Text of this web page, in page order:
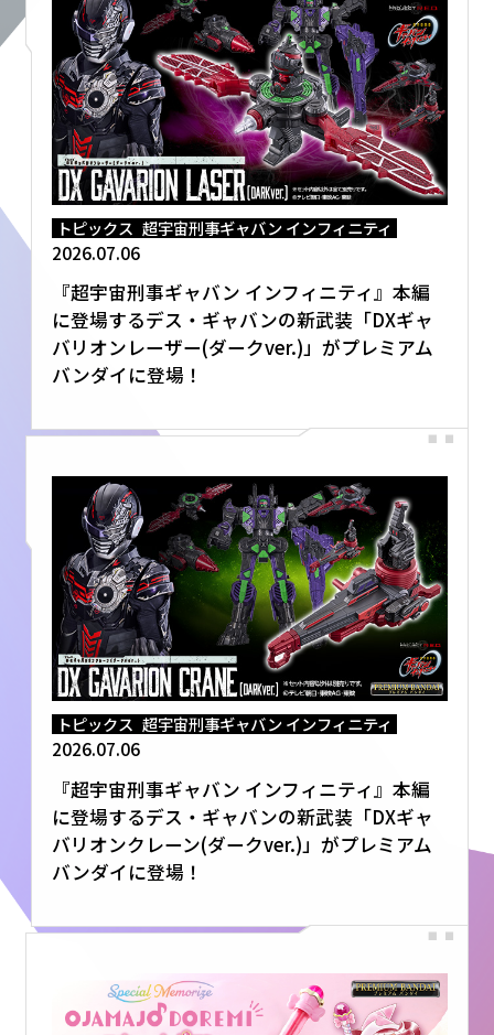
トピックス 超宇宙刑事ギャバン インフィニティ
2026.07.06
『超宇宙刑事ギャバン インフィニティ』本編
に登場するデス・ギャバンの新武装「DXギャ
バリオンレーザー(ダークver.)」がプレミアム
バンダイに登場！
トピックス 超宇宙刑事ギャバン インフィニティ
2026.07.06
『超宇宙刑事ギャバン インフィニティ』本編
に登場するデス・ギャバンの新武装「DXギャ
バリオンクレーン(ダークver.)」がプレミアム
バンダイに登場！